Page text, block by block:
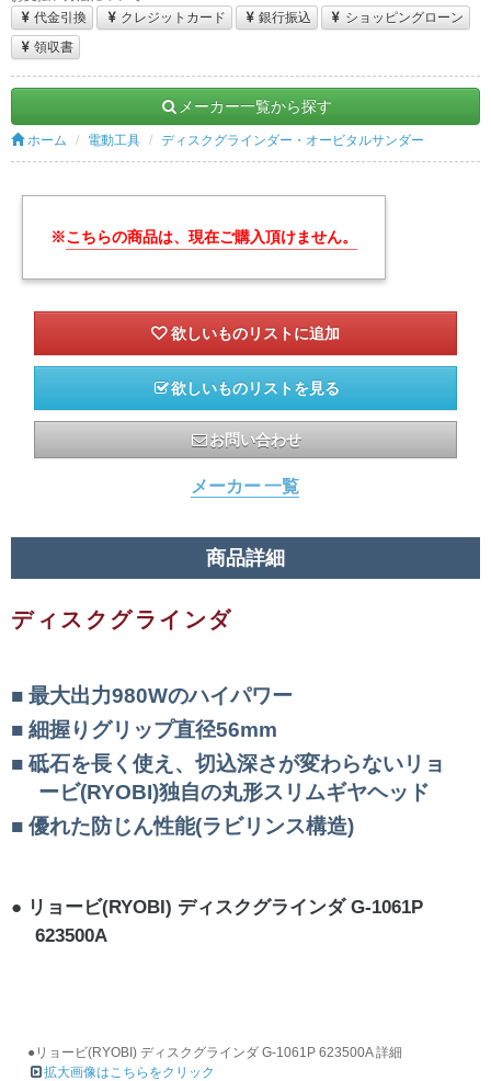
代金引換
クレジットカード 銀行振込
ショッピングローン
領収書
メーカー一覧から探す
ホーム 電動工具 ディスクグラインダー・オービタルサンダー
※こちらの商品は、現在ご購入頂けません。
欲しいものリストを見る
お問い合わせ
メーカー 一覧
商品詳細
ディスクグラインダ
最大出力980Wのハイパワー
細握りグリップ直径56mm
砥石を長く使え、切込深さが変わらないリョ
ービ(RYOBI)独自の丸形スリムギヤヘッド
優れた防じん性能(ラビリンス構造)
リョービ(RYOBI) ディスクグラインダ G-1061P
623500A
●リョービ(RYOBI) ディスクグラインダ G-1061P 623500A 詳細
拡大画像はこちらをクリック